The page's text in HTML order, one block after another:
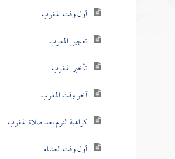
أول وقت المغرب
تعجيل المغرب
تأخير المغرب
آخر وقت المغرب
كراهية النوم بعد صلاة المغرب
أول وقت العشاء